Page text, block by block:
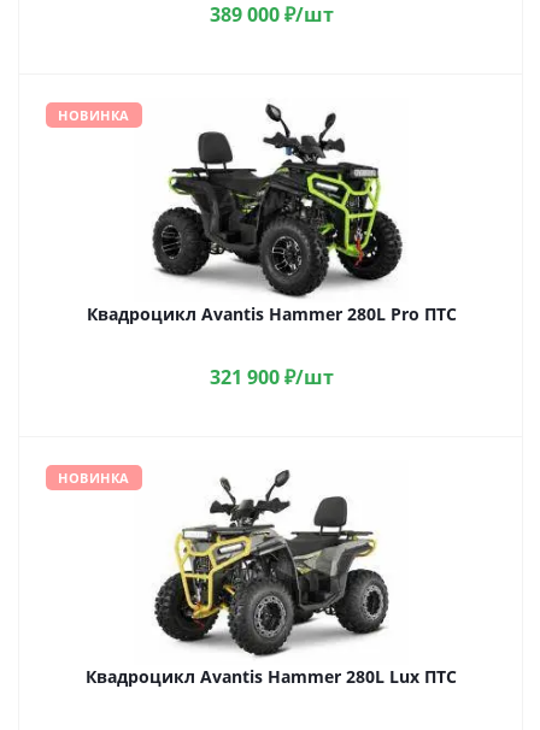
389 000₽/шт
НОВИНКА
Квадроцикл Avantis Hammer 280L Pro ПТС
321 900₽/шт
НОВИНКА
Квадроцикл Avantis Hammer 280L Lux ПТС